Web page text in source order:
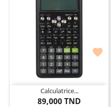

Calculatrice...
89,000 TND